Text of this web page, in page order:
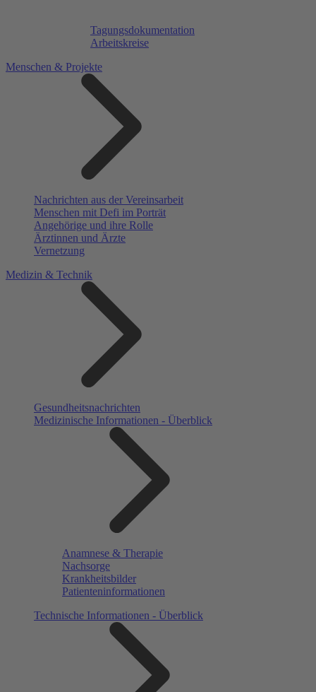
Tagungsdokumentation
Arbeitskreise
Menschen & Projekte
Nachrichten aus der Vereinsarbeit
Menschen mit Defi im Porträt
Angehörige und ihre Rolle
Ärztinnen und Ärzte
Vernetzung
Medizin & Technik
Gesundheitsnachrichten
Medizinische Informationen - Überblick
Anamnese & Therapie
Nachsorge
Krankheitsbilder
Patienteninformationen
Technische Informationen - Überblick